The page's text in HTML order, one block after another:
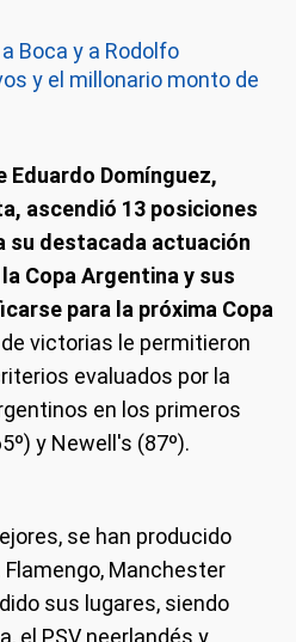
Boca y a Rodolfo
y el millonario monto de
Eduardo Domínguez,
ascendió 13 posiciones
su destacada actuación
Copa Argentina y sus
para la próxima Copa
victorias le permitieron
evaluados por la
en los primeros
y Newell's (87º).
se han producido
Manchester
sus lugares, siendo
el PSV neerlandés y